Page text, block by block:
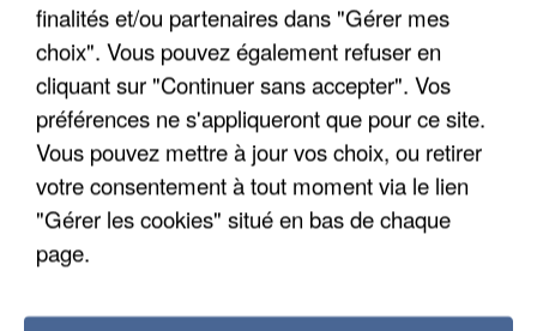
7 août 2026
Les données de 300 000 clients dérobées à
Intermarché après une...
Les données bancaires ne seraient pas
concernées.
finalités et/ou partenaires dans "Gérer mes
choix". Vous pouvez également refuser en
cliquant sur "Continuer sans accepter". Vos
préférences ne s'appliqueront que pour ce site.
Vous pouvez mettre à jour vos choix, ou retirer
votre consentement à tout moment via le lien
"Gérer les cookies" situé en bas de chaque
page.